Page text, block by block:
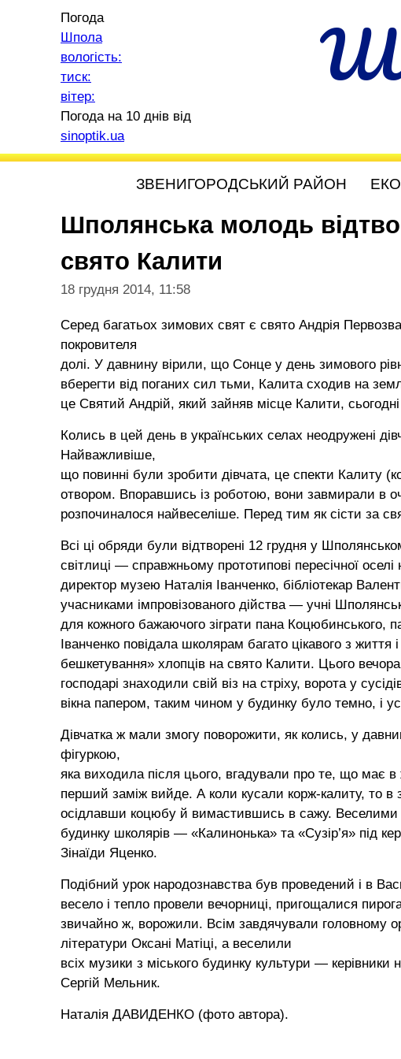
Погода
Шпола
вологість:
тиск:
вітер:
Погода на 10 днів від
sinoptik.ua
ЗВЕНИГОРОДСЬКИЙ РАЙОН
Шполянська молодь
свято Калити
18 грудня 2014, 11:58
Серед багатьох зимових свят є свято Андрія
покровителя
долі. У давнину вірили, що Сонце у день зимового
вберегти від поганих сил тьми, Калита сходив на
це Святий Андрій, який зайняв місце Калити,
Колись в цей день в українських селах неодружені
Найважливіше,
що повинні були зробити дівчата, це спекти Калиту
отвором. Впоравшись із роботою, вони завмирали в
розпочиналося найвеселіше. Перед тим як сісти за
Всі ці обряди були відтворені 12 грудня у
світлиці — справжньому прототипові пересічної
директор музею Наталія Іванченко, бібліотекар
учасниками імпровізованого дійства — учні
для кожного бажаючого зіграти пана Коцюбинського,
Іванченко повідала школярам багато цікавого з життя
бешкетування» хлопців на свято Калити. Цього
господарі знаходили свій віз на стріху, ворота у
вікна папером, таким чином у будинку було темно, і
Дівчатка ж мали змогу поворожити, як колись, у
фігуркою,
яка виходила після цього, вгадували про те, що має
перший заміж вийде. А коли кусали корж-калиту, то в
осідлавши коцюбу й вимастившись в сажу. Веселими
будинку школярів — «Калинонька» та «Сузір’я» під
Зінаїди Яценко.
Подібний урок народознавства був проведений і в
весело і тепло провели вечорниці, пригощалися
звичайно ж, ворожили. Всім завдячували головному
літератури Оксані Матіці, а веселили
всіх музики з міського будинку культури — керівники
Сергій Мельник.
Наталія ДАВИДЕНКО (фото автора).